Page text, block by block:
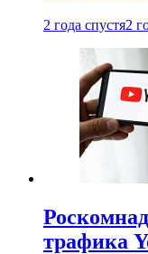
2 года спустя2
трафика